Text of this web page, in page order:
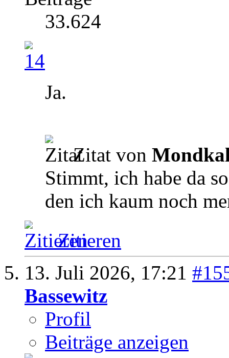
33.624
Ja.
Zitat von
Stimmt, ich habe da
den ich kaum noch
Zitieren
13. Juli 2026, 17:21
Bassewitz
Profil
Beiträge anzeigen